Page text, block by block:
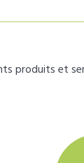
produits et